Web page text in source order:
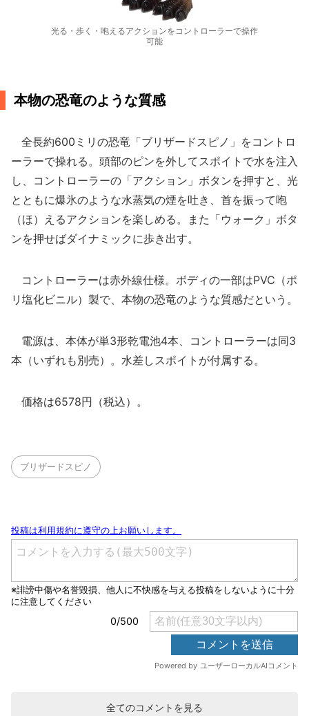
光る・歩く・咆えるアクションをコントローラーで操作
可能
本物の恐竜のような質感
全長約600ミリの恐竜「ブリザードスピノ」をコントロ
ーラーで操れる。頭部のピンを外してスポイトで水を注入
し、コントローラーの「アクション」ボタンを押すと、光
とともに爆氷のような水蒸気の煙を吐き、首を振って咆
（ほ）えるアクションを楽しめる。また「ウォーク」ボタ
ンを押せばダイナミックに歩き出す。
コントローラーは赤外線仕様。ボディの一部はPVC（ポ
リ塩化ビニル）製で、本物の恐竜のような質感だという。
電源は、本体が単3形乾電池4本、コントローラーは同3
本（いずれも別売）。水差しスポイトが付属する。
価格は6578円（税込）。
ブリザードスピノ
全てのコメントを見る